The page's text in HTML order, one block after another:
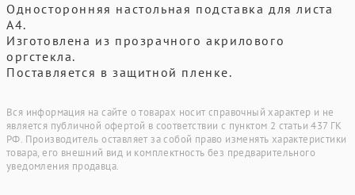
Односторонняя настольная подставка для листа
А4.
Изготовлена из прозрачного акрилового
оргстекла.
Поставляется в защитной пленке.
Вся информация на сайте о товарах носит справочный характер и не
является публичной офертой в соответствии с пунктом 2 статьи 437 ГК
РФ. Производитель оставляет за собой право изменять характеристики
товара, его внешний вид и комплектность без предварительного
уведомления продавца.